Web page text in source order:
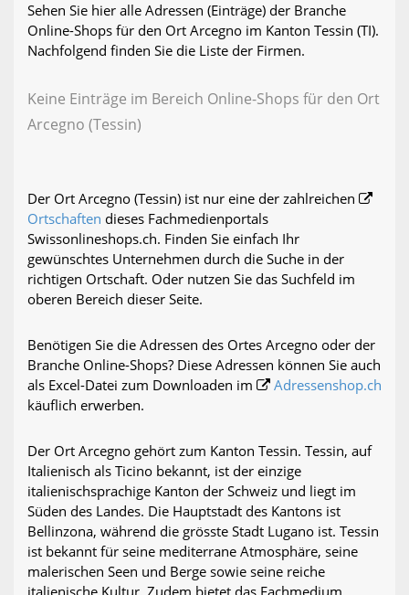
Sehen Sie hier alle Adressen (Einträge) der Branche
Online-Shops für den Ort Arcegno im Kanton Tessin (TI).
Nachfolgend finden Sie die Liste der Firmen.
Keine Einträge im Bereich Online-Shops für den Ort
Arcegno (Tessin)
Der Ort Arcegno (Tessin) ist nur eine der zahlreichen
Ortschaften dieses Fachmedienportals
Swissonlineshops.ch. Finden Sie einfach Ihr
gewünschtes Unternehmen durch die Suche in der
richtigen Ortschaft. Oder nutzen Sie das Suchfeld im
oberen Bereich dieser Seite.
Benötigen Sie die Adressen des Ortes Arcegno oder der
Branche Online-Shops? Diese Adressen können Sie auch
als Excel-Datei zum Downloaden im
Adressenshop.ch
käuflich erwerben.
Der Ort Arcegno gehört zum Kanton Tessin. Tessin, auf
Italienisch als Ticino bekannt, ist der einzige
italienischsprachige Kanton der Schweiz und liegt im
Süden des Landes. Die Hauptstadt des Kantons ist
Bellinzona, während die grösste Stadt Lugano ist. Tessin
ist bekannt für seine mediterrane Atmosphäre, seine
malerischen Seen und Berge sowie seine reiche